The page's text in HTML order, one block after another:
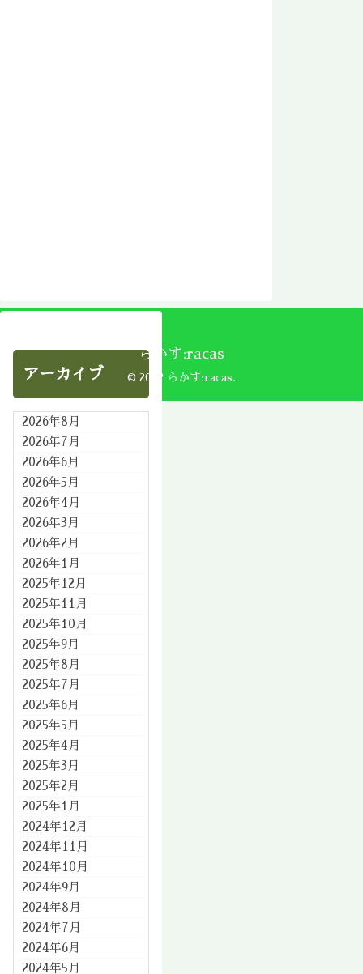
アーカイブ
2026年8月
2026年7月
2026年6月
2026年5月
2026年4月
2026年3月
2026年2月
2026年1月
2025年12月
2025年11月
2025年10月
2025年9月
2025年8月
2025年7月
2025年6月
2025年5月
2025年4月
2025年3月
2025年2月
2025年1月
2024年12月
2024年11月
2024年10月
2024年9月
2024年8月
2024年7月
2024年6月
2024年5月
らかす:racas
© 2002 らかす:racas.